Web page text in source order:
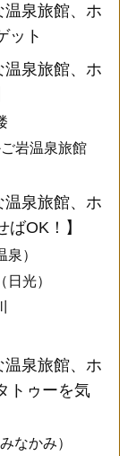
温泉旅館、ホ
ット
温泉旅館、ホ
岩温泉旅館
温泉旅館、ホ
OK！】
）
光）
温泉旅館、ホ
トゥーを気
なかみ）